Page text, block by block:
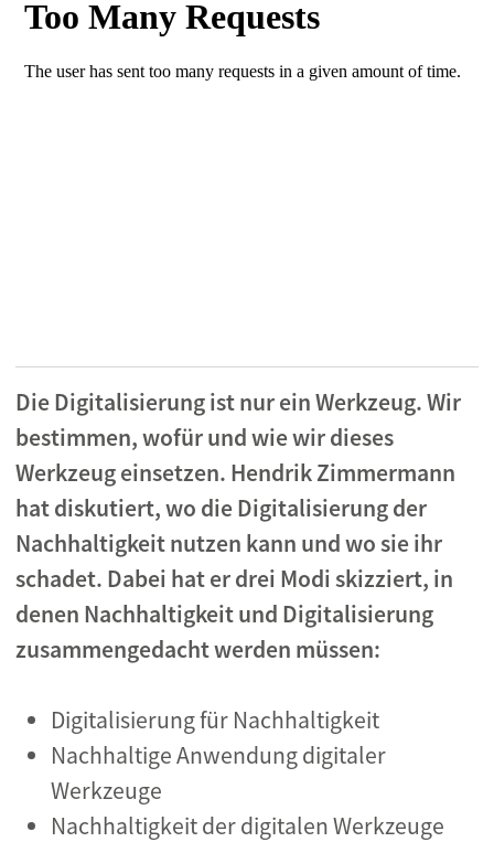
Die Digitalisierung ist nur ein Werkzeug. Wir
bestimmen, wofür und wie wir dieses
Werkzeug einsetzen. Hendrik Zimmermann
hat diskutiert, wo die Digitalisierung der
Nachhaltigkeit nutzen kann und wo sie ihr
schadet. Dabei hat er drei Modi skizziert, in
denen Nachhaltigkeit und Digitalisierung
zusammengedacht werden müssen:
Digitalisierung für Nachhaltigkeit
Nachhaltige Anwendung digitaler
Werkzeuge
Nachhaltigkeit der digitalen Werkzeuge